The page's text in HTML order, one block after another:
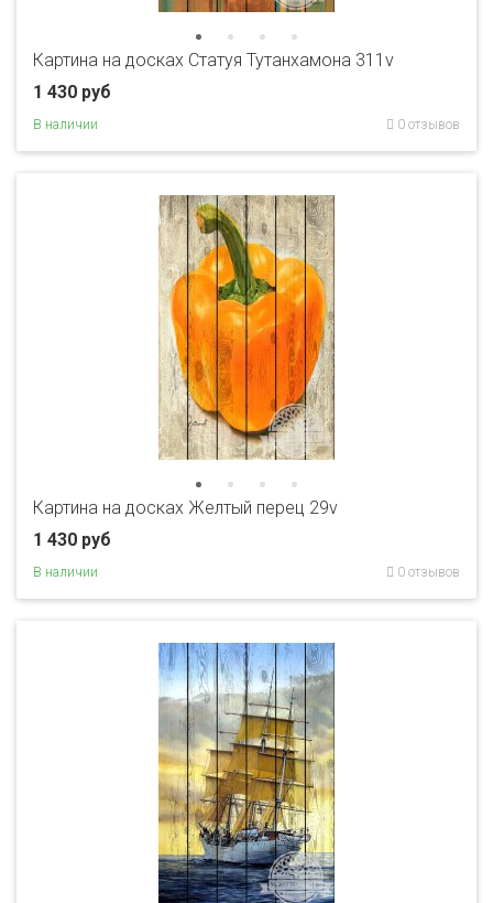
Картина на досках Статуя Тутанхамона 311v
1 430 руб
В наличии 0 отзывов
Картина на досках Желтый перец 29v
1 430 руб
В наличии 0 отзывов